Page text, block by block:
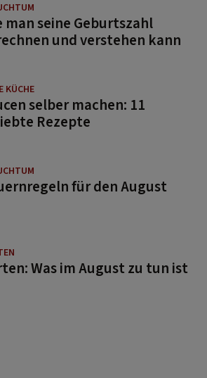
man seine Geburtszahl
und verstehen kann
KÜCHE
selber machen: 11
Rezepte
für den August
Was im August zu tun ist